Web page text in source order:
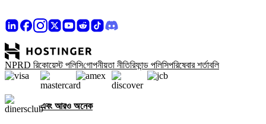
NPRD রিকোয়েস্ট পলিসিগোপনীয়তা নীতিরিফান্ড পলিসিপরিষেবার শর্তাবলি
এবং আরও অনেক